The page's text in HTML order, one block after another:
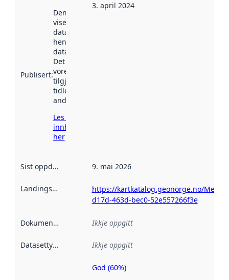
Publisert:
Denne datoen
viser når
datasettet vart
henta inn av
data.norge.no.
Det kan ha
vore
tilgjengeleg
tidlegare
andre stader.
Les meir om
innhenting
her
3. april 2024
Sist oppdatert 9. mai 2026
Landingsside
https://kartkatalog.geonorge.no/
d17d-463d-bec0-52e557266f3e
Dokumentasjon Ikkje oppgitt
Datasettype Ikkje oppgitt
Metadatakvalitet
God (60%)